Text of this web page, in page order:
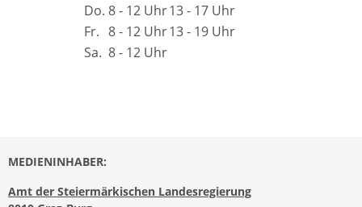
Do. 8 - 12 Uhr13 - 17 Uhr
Fr. 8 - 12 Uhr13 - 19 Uhr
Sa. 8 - 12 Uhr
MEDIENINHABER:
Amt der Steiermärkischen Landesregierung